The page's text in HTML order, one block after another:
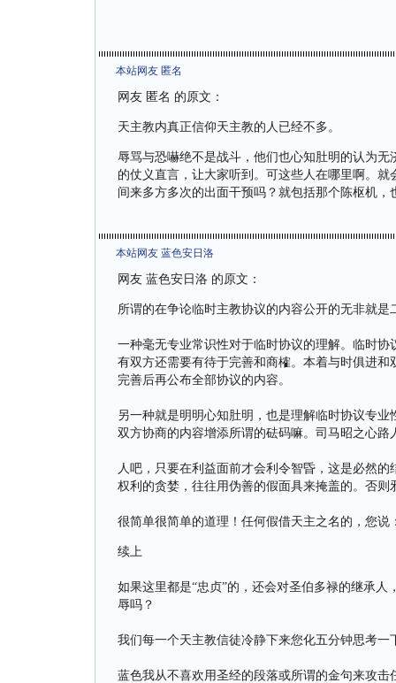
本站网友 匿名
网友 匿名 的原文：
天主教内真正信仰天主教的人已经不多。
辱骂与恐嚇绝不是战斗，他们也心知肚明的认为
的仗义直言，让大家听到。可这些人在哪里啊。
间来多方多次的出面干预吗？就包括那个陈枢机
本站网友 蓝色安日洛
网友 蓝色安日洛 的原文：
所谓的在争论临时主教协议的内容公开的无非就是
一种毫无专业常识性对于临时协议的理解。临时
有双方还需要有待于完善和商榷。本着与时俱进
完善后再公布全部协议的内容。
另一种就是明明心知肚明，也是理解临时协议专
双方协商的内容增添所谓的砝码嘛。司马昭之心
人吧，只要在利益面前才会利令智昏，这是必然
权利的贪婪，往往用伪善的假面具来掩盖的。否
很简单很简单的道理！任何假借天主之名的，您说
续上
如果这里都是“忠贞”的，还会对圣伯多禄的继承
辱吗？
我们每一个天主教信徒冷静下来您化五分钟思考一
蓝色我从不喜欢用圣经的段落或所谓的金句来攻